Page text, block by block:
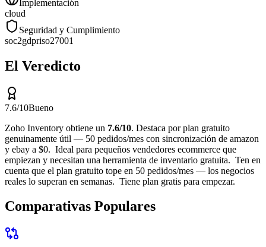
Implementación
cloud
Seguridad y Cumplimiento
soc2gdpriso27001
El Veredicto
7.6/10Bueno
Zoho Inventory obtiene un 7.6/10. Destaca porplan gratuito
genuinamente útil — 50 pedidos/mes con sincronización de amazon
y ebay a $0. Ideal para pequeños vendedores ecommerce que
empiezan y necesitan una herramienta de inventario gratuita. Ten en
cuenta que el plan gratuito tope en 50 pedidos/mes — los negocios
reales lo superan en semanas. Tiene plan gratis para empezar.
Comparativas Populares